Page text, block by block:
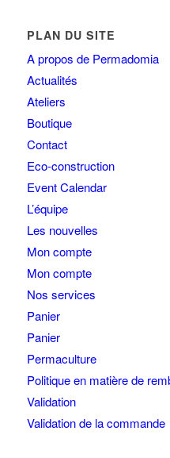
PLAN DU SITE
A propos de Permadomia
Actualités
Ateliers
Boutique
Contact
Eco-construction
Event Calendar
L’équipe
Les nouvelles
Mon compte
Mon compte
Nos services
Panier
Panier
Permaculture
Politique en matière de
Validation
Validation de la commande